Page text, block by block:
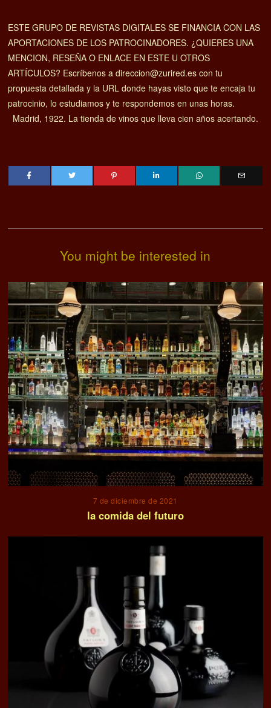
ESTE GRUPO DE REVISTAS DIGITALES SE FINANCIA CON LAS
APORTACIONES DE LOS PATROCINADORES. ¿QUIERES UNA
MENCION, RESEÑA O ENLACE EN ESTE U OTROS
ARTÍCULOS? Escríbenos a direccion@zurired.es con tu
propuesta detallada y la URL donde hayas visto que te encaja tu
patrocinio, lo estudiamos y te respondemos en unas horas.
Madrid, 1922. La tienda de vinos que lleva cien años acertando.
You might be interested in
7 de diciembre de 2021
la comida del futuro